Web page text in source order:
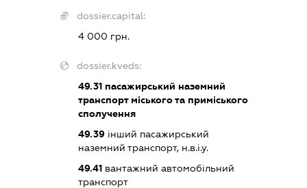
dossier.capital:
4 000 грн.
dossier.kveds:
49.31пасажирський наземний
транспорт міського та приміського
сполучення
49.39інший пасажирський
наземний транспорт, н.в.і.у.
49.41вантажний автомобільний
транспорт